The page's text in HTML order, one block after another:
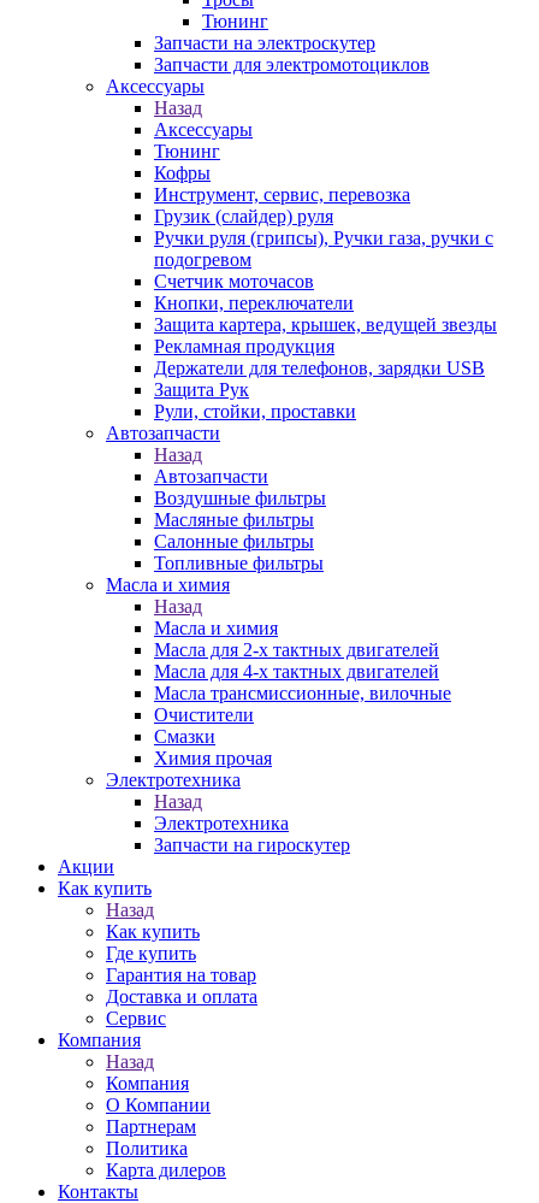
Тюнинг
Запчасти на электроскутер
Запчасти для электромотоциклов
Аксессуары
Назад
Аксессуары
Тюнинг
Кофры
Инструмент, сервис, перевозка
Грузик (слайдер) руля
Ручки руля (грипсы), Ручки газа, ручки с
подогревом
Счетчик моточасов
Кнопки, переключатели
Защита картера, крышек, ведущей звезды
Рекламная продукция
Держатели для телефонов, зарядки USB
Защита Рук
Рули, стойки, проставки
Автозапчасти
Назад
Автозапчасти
Воздушные фильтры
Масляные фильтры
Салонные фильтры
Топливные фильтры
Масла и химия
Назад
Масла и химия
Масла для 2-х тактных двигателей
Масла для 4-х тактных двигателей
Масла трансмиссионные, вилочные
Очистители
Смазки
Химия прочая
Электротехника
Назад
Электротехника
Запчасти на гироскутер
Акции
Как купить
Назад
Как купить
Где купить
Гарантия на товар
Доставка и оплата
Сервис
Компания
Назад
Компания
О Компании
Партнерам
Политика
Карта дилеров
Контакты